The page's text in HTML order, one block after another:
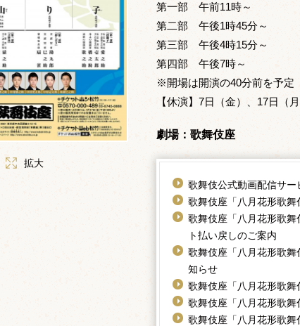
拡大
第一部 午前11時～
第二部 午後1時45分～
第三部 午後4時15分～
第四部 午後7時～
※開場は開演の40分前を予定
【休演】7日（金）、17日（月
劇場：歌舞伎座
歌舞伎公式動画配信サ
歌舞伎座「八月花形歌
歌舞伎座「八月花形歌
ト払い戻しのご案内
歌舞伎座「八月花形歌
知らせ
歌舞伎座「八月花形歌舞
歌舞伎座「八月花形歌
歌舞伎座「八月花形歌